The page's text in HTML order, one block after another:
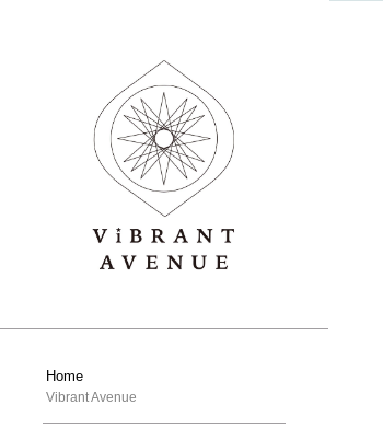
Home
Vibrant Avenue